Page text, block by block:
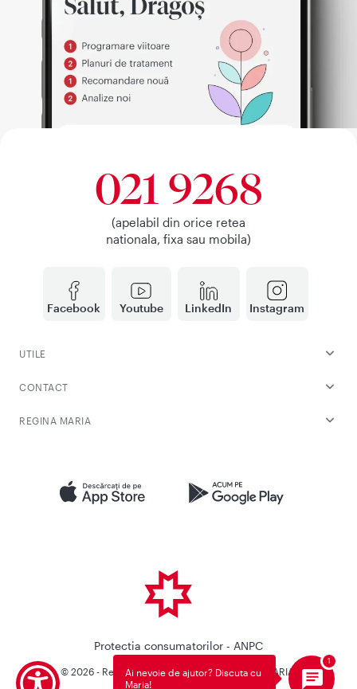
Facebook Youtube LinkedIn Instagram
021 9268
(apelabil din orice retea
nationala, fixa sau mobila)
UTILE
CONTACT
REGINA MARIA
Protectia consumatorilor - ANPC
© 2026 - Reteaua Privata de Sanatate REGINA MARIA.
Toate drepturile rezervate.
Ai nevoie de ajutor? Discuta cu
Maria!